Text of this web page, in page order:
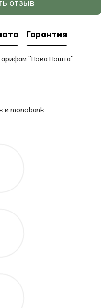
отзыв
Гарантия
"Нова Пошта".
и monobank